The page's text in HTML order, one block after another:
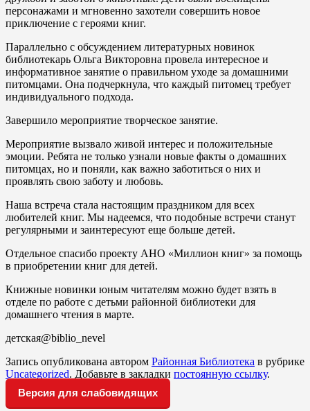
персонажами и мгновенно захотели совершить новое
приключение с героями книг.
Параллельно с обсуждением литературных новинок
библиотекарь Ольга Викторовна провела интересное и
информативное занятие о правильном уходе за домашними
питомцами. Она подчеркнула, что каждый питомец требует
индивидуального подхода.
Завершило мероприятие творческое занятие.
Мероприятие вызвало живой интерес и положительные
эмоции. Ребята не только узнали новые факты о домашних
питомцах, но и поняли, как важно заботиться о них и
проявлять свою заботу и любовь.
Наша встреча стала настоящим праздником для всех
любителей книг. Мы надеемся, что подобные встречи станут
регулярными и заинтересуют еще больше детей.
Отдельное спасибо проекту АНО «Миллион книг» за помощь
в приобретении книг для детей.
Книжные новинки юным читателям можно будет взять в
отделе по работе с детьми районной библиотеки для
домашнего чтения в марте.
детская@biblio_nevel
Запись опубликована автором Районная Библиотека в рубрике
Uncategorized. Добавьте в закладки постоянную ссылку.
Версия для слабовидящих